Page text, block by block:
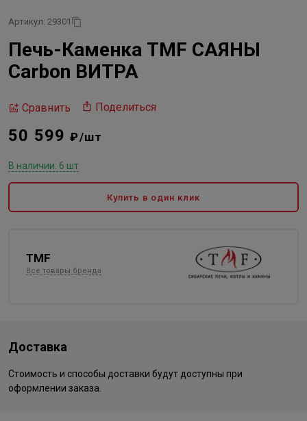
Артикул: 29301
Печь-Каменка TMF САЯНЫ
Carbon ВИТРА
Сравнить Поделиться
50 599₽/шт
В наличии: 6 шт
Купить в один клик
TMF
Все товары бренда
Доставка
Стоимость и способы доставки будут доступны при
оформлении заказа.